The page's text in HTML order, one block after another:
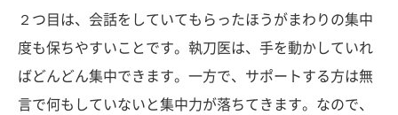
２つ目は、会話をしていてもらったほうがまわりの集中
度も保ちやすいことです。執刀医は、手を動かしていれ
ばどんどん集中できます。一方で、サポートする方は無
言で何もしていないと集中力が落ちてきます。なので、